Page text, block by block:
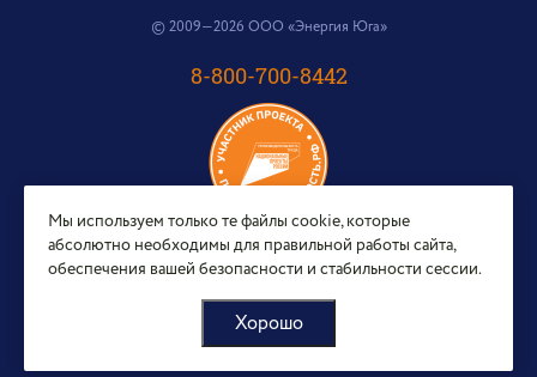
© 2009—2026 ООО «Энергия Юга»
8-800-700-8442
e-mail:
sales@energy-yug.ru
Центральный офис:
Волгоград, ул. Электролесовская, 76
Мы используем только те файлы cookie, которые
абсолютно необходимы для правильной работы сайта,
обеспечения вашей безопасности и стабильности сессии.
Хорошо